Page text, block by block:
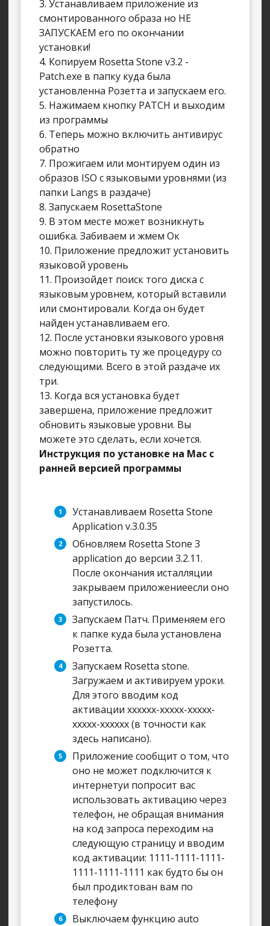
3. Устанавливаем приложение из
смонтированного образа но НЕ
ЗАПУСКАЕМ его по окончании
установки!
4. Копируем Rosetta Stone v3.2 -
Patch.exe в папку куда была
установленна Розетта и запускаем его.
5. Нажимаем кнопку PATCH и выходим
из программы
6. Теперь можно включить антивирус
обратно
7. Прожигаем или монтируем один из
образов ISO с языковыми уровнями (из
папки Langs в раздаче)
8. Запускаем RosettaStone
9. В этом месте может возникнуть
ошибка. Забиваем и жмем Ок
10. Приложение предложит установить
языковой уровень
11. Произойдет поиск того диска с
языковым уровнем, который вставили
или смонтировали. Когда он будет
найден устанавливаем его.
12. После установки языкового уровня
можно повторить ту же процедуру со
следующими. Всего в этой раздаче их
три.
13. Когда вся установка будет
завершена, приложение предложит
обновить языковые уровни. Вы
можете это сделать, если хочется.
Инструкция по установке на Mac с
ранней версией программы
Устанавливаем Rosetta Stone
Application v.3.0.35
Обновляем Rosetta Stone 3
application до версии 3.2.11.
После окончания исталляции
закрываем приложениеесли оно
запустилось.
Запускаем Патч. Применяем его
к папке куда была установлена
Розетта.
Запускаем Rosetta stone.
Загружаем и активируем уроки.
Для этого вводим код
активации xxxxxx-xxxxx-xxxxx-
xxxxx-xxxxxx (в точности как
здесь написано).
Приложение сообщит о том, что
оно не может подключится к
интернетуи попросит вас
использовать активацию через
телефон, не обращая внимания
на код запроса переходим на
следующую страницу и вводим
код активации: 1111-1111-1111-
1111-1111-1111 как будто бы он
был продиктован вам по
телефону
Выключаем функцию auto